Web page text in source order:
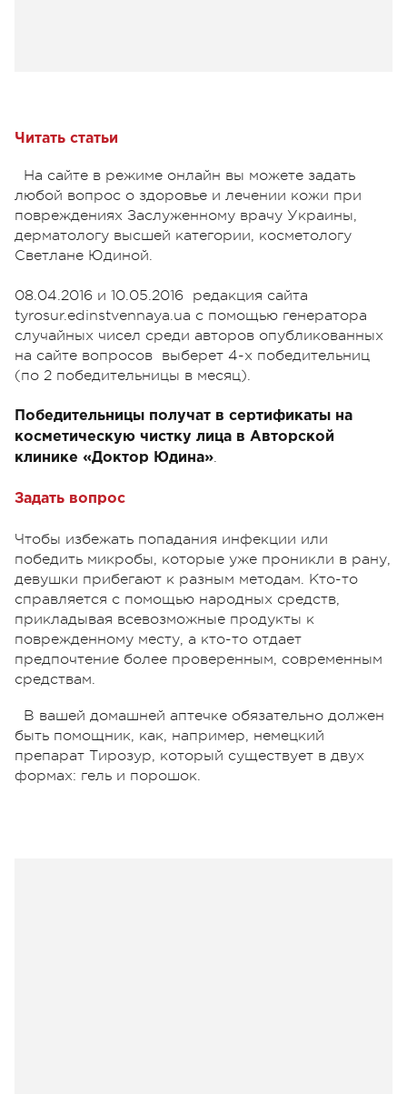
Читать статьи
На сайте в режиме онлайн вы можете задать
любой вопрос о здоровье и лечении кожи при
повреждениях Заслуженному врачу Украины,
дерматологу высшей категории, косметологу
Светлане Юдиной.
08.04.2016 и 10.05.2016 редакция сайта
tyrosur.edinstvennaya.ua с помощью генератора
случайных чисел среди авторов опубликованных
на сайте вопросов выберет 4-х победительниц
(по 2 победительницы в месяц).
Победительницы получат в сертификаты на
косметическую чистку лица в Авторской
клинике «Доктор Юдина».
Задать вопрос
Чтобы избежать попадания инфекции или
победить микробы, которые уже проникли в рану,
девушки прибегают к разным методам. Кто-то
справляется с помощью народных средств,
прикладывая всевозможные продукты к
поврежденному месту, а кто-то отдает
предпочтение более проверенным, современным
средствам.
В вашей домашней аптечке обязательно должен
быть помощник, как, например, немецкий
препарат Тирозур, который существует в двух
формах: гель и порошок.